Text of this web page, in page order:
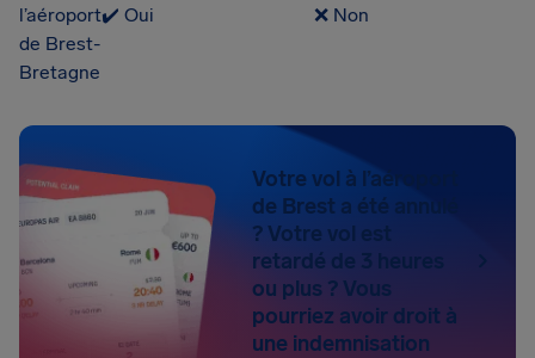
l’aéroport
de Brest-
Bretagne
✔️ Oui ❌ Non
Votre vol à l’aéroport
de Brest a été annulé
? Votre vol est
retardé de 3 heures
ou plus ? Vous
pourriez avoir droit à
une indemnisation